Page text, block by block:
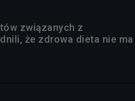
związanych z
że zdrowa dieta nie ma